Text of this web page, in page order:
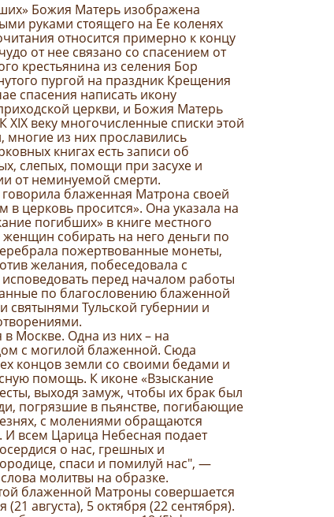
Божия Матерь изображена
руками стоящего на Ее коленях
относится примерно к концу
от нее связано со спасением от
крестьянина из селения Бор
пургой на праздник Крещения
спасения написать икону
церкви, и Божия Матерь
XIX веку многочисленные списки этой
из них прославились
книгах есть записи об
слепых, помощи при засухе и
от неминуемой смерти.
говорила блаженная Матрона своей
церковь просится». Она указала на
погибших» в книге местного
собирать на него деньги по
пожертвованные монеты,
желания, побеседовала с
перед началом работы
по благословению блаженной
святынями Тульской губернии и
Москве. Одна из них – на
с могилой блаженной. Сюда
концов земли со своими бедами и
помощь. К иконе «Взыскание
выходя замуж, чтобы их брак был
погрязшие в пьянстве, погибающие
с молениями обращаются
всем Царица Небесная подает
о нас, грешных и
спаси и помилуй нас", —
молитвы на образке.
блаженной Матроны совершается
августа), 5 октября (22 сентября).